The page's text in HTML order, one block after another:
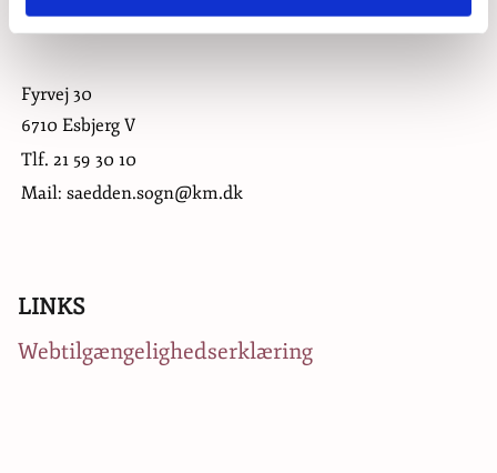
Fyrvej 30
6710 Esbjerg V
Tlf. 21 59 30 10
Mail: saedden.sogn@km.dk
LINKS
Webtilgængelighedserklæring